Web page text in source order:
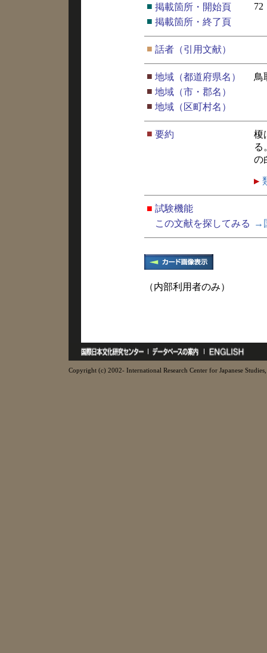
■ 掲載箇所・開始頁
72
■ 掲載箇所・終了頁
■ 話者（引用文献）
■ 地域（都道府県名）
鳥
■ 地域（市・郡名）
■ 地域（区町村名）
■ 要約
榎
る
の
■ 試験機能
この文献を探してみる
→
（内部利用者のみ）
Copyright (c) 2002- International Research Center for Japanese